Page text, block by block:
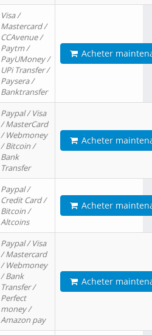
Visa /
Mastercard /
CCAvenue /
Paytm /
PayUMoney /
UPi Transfer /
Paysera /
Banktransfer
Acheter
Paypal / Visa
/ MasterCard
/ Webmoney
/ Bitcoin /
Bank
Transfer
Acheter
Paypal /
Credit Card /
Bitcoin /
Altcoins
Acheter
Paypal / Visa
/ Mastercard
/ Webmoney
/ Bank
Transfer /
Perfect
money /
Amazon pay
Acheter